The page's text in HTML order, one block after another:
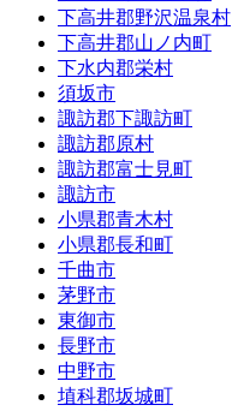
下高井郡野沢温泉村
下高井郡山ノ内町
下水内郡栄村
須坂市
諏訪郡下諏訪町
諏訪郡原村
諏訪郡富士見町
諏訪市
小県郡青木村
小県郡長和町
千曲市
茅野市
東御市
長野市
中野市
埴科郡坂城町